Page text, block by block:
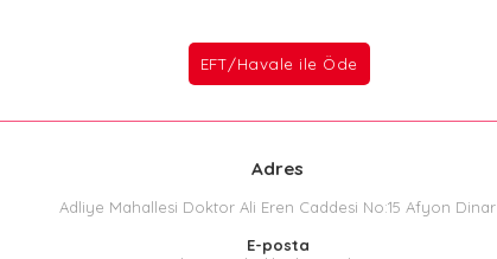
Adres
Adliye Mahallesi Doktor Ali Eren Caddesi No:15 Afyon Dinar
E-posta